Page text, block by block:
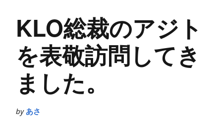
KLO総裁のアジト
を表敬訪問してき
ました。
by あさ